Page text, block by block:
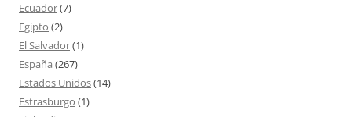
Ecuador(7)
Egipto (2)
El Salvador(1)
España (267)
Estados Unidos(14)
Estrasburgo (1)